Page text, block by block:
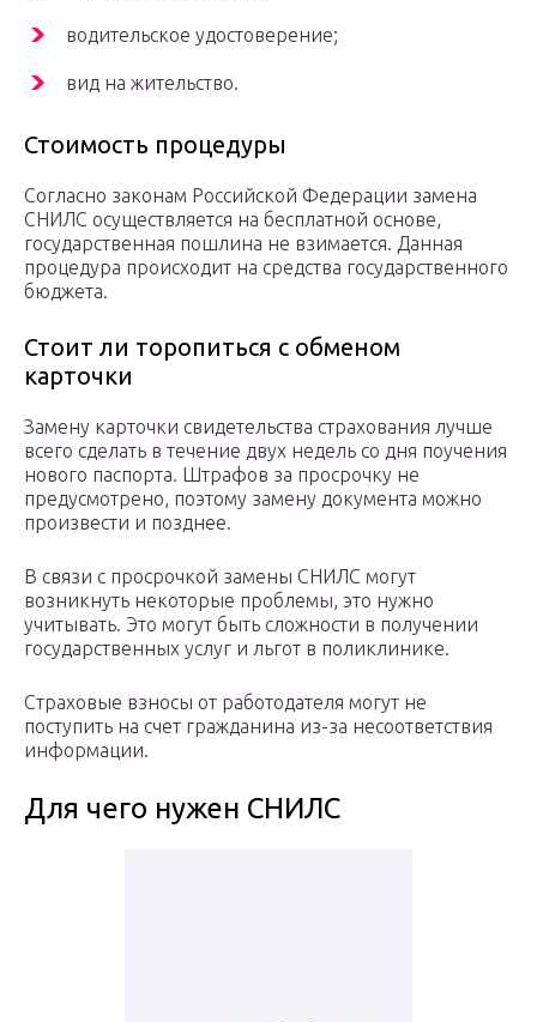
водительское удостоверение;
вид на жительство.
Стоимость процедуры
Согласно законам Российской Федерации замена
СНИЛС осуществляется на бесплатной основе,
государственная пошлина не взимается. Данная
процедура происходит на средства государственного
бюджета.
Стоит ли торопиться с обменом
карточки
Замену карточки свидетельства страхования лучше
всего сделать в течение двух недель со дня поучения
нового паспорта. Штрафов за просрочку не
предусмотрено, поэтому замену документа можно
произвести и позднее.
В связи с просрочкой замены СНИЛС могут
возникнуть некоторые проблемы, это нужно
учитывать. Это могут быть сложности в получении
государственных услуг и льгот в поликлинике.
Страховые взносы от работодателя могут не
поступить на счет гражданина из-за несоответствия
информации.
Для чего нужен СНИЛС